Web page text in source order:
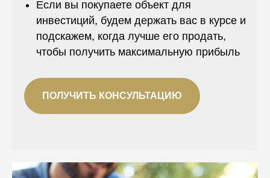
Если вы покупаете объект для
инвестиций, будем держать вас в курсе и
подскажем, когда лучше его продать,
чтобы получить максимальную прибыль
ПОЛУЧИТЬ КОНСУЛЬТАЦИЮ